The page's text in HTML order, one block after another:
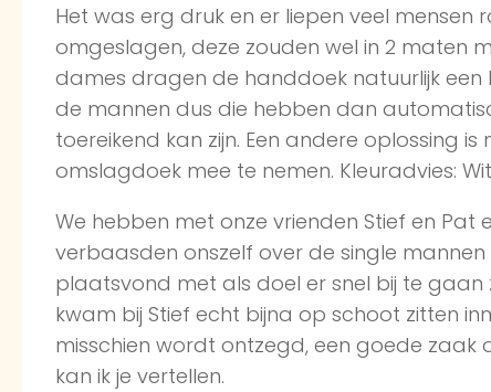
Het was erg druk en er liepen veel
omgeslagen, deze zouden wel in 2 maten
dames dragen de handdoek natuurlijk
de mannen dus die hebben dan
toereikend kan zijn. Een andere oplossing
omslagdoek mee te nemen. Kleuradvies:
We hebben met onze vrienden Stief en
verbaasden onszelf over de single
plaatsvond met als doel er snel bij te
kwam bij Stief echt bijna op schoot zitten
misschien wordt ontzegd, een goede
kan ik je vertellen.